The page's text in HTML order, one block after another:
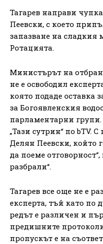
Тагарев направи
Пеевски, с което
запазване на сладкия
Ротацията.
Министърът на
не е освободил
която подаде оставка
за Богоявленския
парламентарни групи.
„Тази сутрин“ по bTV.
Делян Пеевски, който
да поеме
разбрали“.
Тагарев все още не е
експерта, тъй като по
редът е различен и
предишните
пропускът е на